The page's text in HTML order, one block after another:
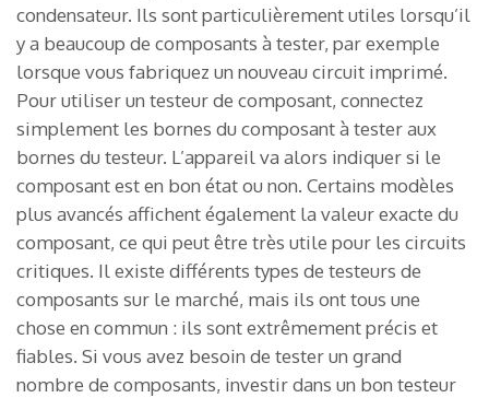
condensateur. Ils sont particulièrement utiles lorsqu’il
y a beaucoup de composants à tester, par exemple
lorsque vous fabriquez un nouveau circuit imprimé.
Pour utiliser un testeur de composant, connectez
simplement les bornes du composant à tester aux
bornes du testeur. L’appareil va alors indiquer si le
composant est en bon état ou non. Certains modèles
plus avancés affichent également la valeur exacte du
composant, ce qui peut être très utile pour les circuits
critiques. Il existe différents types de testeurs de
composants sur le marché, mais ils ont tous une
chose en commun : ils sont extrêmement précis et
fiables. Si vous avez besoin de tester un grand
nombre de composants, investir dans un bon testeur